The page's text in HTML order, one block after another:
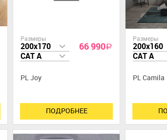
Размеры
200x170
CAT A
66 990a
PL Joy
ПОДРОБНЕЕ
Размеры
200x160
CAT A
PL Camila